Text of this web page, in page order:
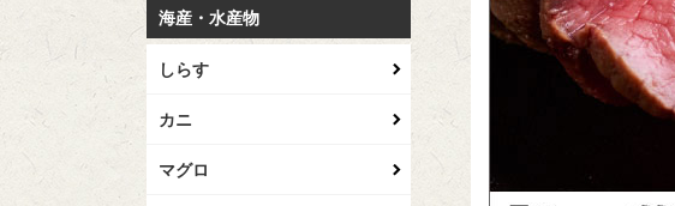
海産・水産物
しらす
カニ
マグロ